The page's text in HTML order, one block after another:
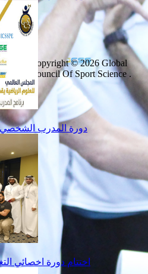
دورة المدرب الشخصي
اختتام دورة اخصائي
Copyright © 2026 Global
Council Of Sport Science .